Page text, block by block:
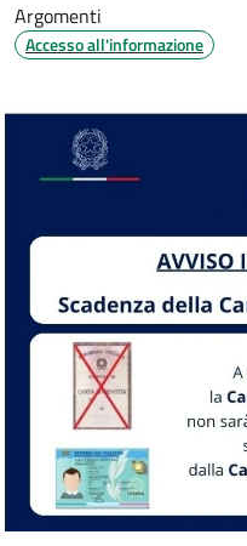
Argomenti
Accesso all'informazione